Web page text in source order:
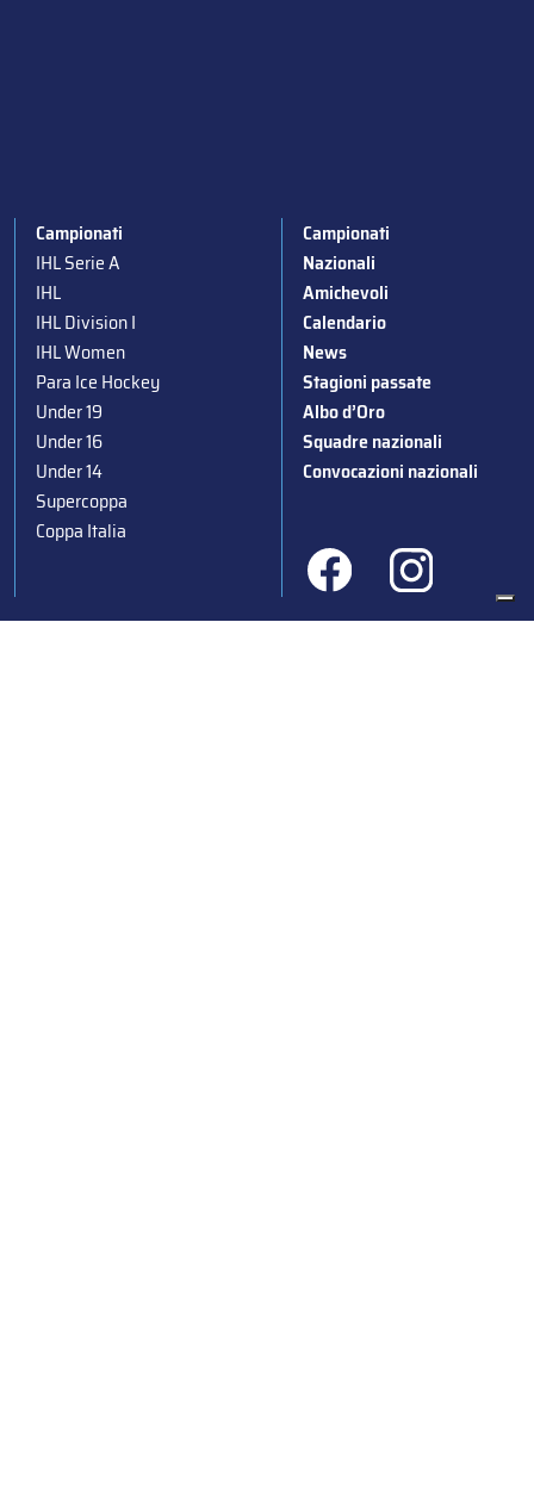
Campionati
IHL Serie A
IHL
IHL Division I
IHL Women
Para Ice Hockey
Under 19
Under 16
Under 14
Supercoppa
Coppa Italia
Campionati
Nazionali
Amichevoli
Calendario
News
Stagioni passate
Albo d’Oro
Squadre nazionali
Convocazioni nazionali